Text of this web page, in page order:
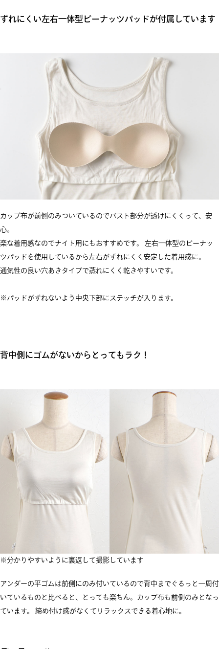
ずれにくい左右一体型ピーナッツパッドが付属しています
カップ布が前側のみついているのでバスト部分が透けにくくって、安
心。
楽な着用感なのでナイト用にもおすすめです。 左右一体型のピーナッ
ツパッドを使用しているから左右がずれにくく安定した着用感に。
通気性の良い穴あきタイプで蒸れにくく乾きやすいです。
※パッドがずれないよう中央下部にステッチが入ります。
背中側にゴムがないからとってもラク！
※分かりやすいように裏返して撮影しています
アンダーの平ゴムは前側にのみ付いているので背中までぐるっと一周付
いているものと比べると、とっても楽ちん。カップ布も前側のみとなっ
ています。 締め付け感がなくてリラックスできる着心地に。